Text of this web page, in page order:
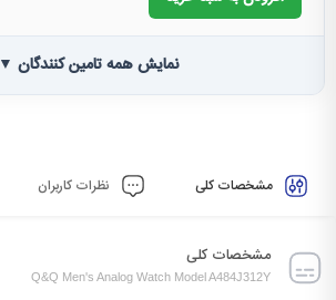
نمایش همه تامین کنندگان ▼
مشخصات کلی نظرات کاربران
مشخصات کلی
Q&Q Men's Analog Watch Model A484J312Y